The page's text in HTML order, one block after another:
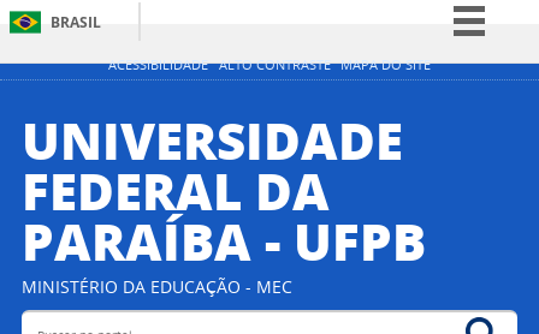
ACESSIBILIDADE ALTO CONTRASTE MAPA DO SITE
BRASIL
Simplifique!
Participe
Acesso à informação
Canais
UNIVERSIDADE
FEDERAL DA
PARAÍBA - UFPB
MINISTÉRIO DA EDUCAÇÃO - MEC
Buscar no portal